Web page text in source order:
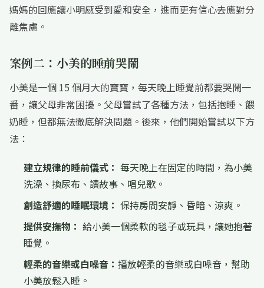
媽媽的回應讓小明感受到愛和安全，進而更有信心去應對分
離焦慮。
案例二：小美的睡前哭鬧
小美是一個 15 個月大的寶寶，每天晚上睡覺前都要哭鬧一
番，讓父母非常困擾。父母嘗試了各種方法，包括抱睡、餵
奶睡，但都無法徹底解決問題。後來，他們開始嘗試以下方
法：
建立規律的睡前儀式： 每天晚上在固定的時間，為小美
洗澡、換尿布、讀故事、唱兒歌。
創造舒適的睡眠環境： 保持房間安靜、昏暗、涼爽。
提供安撫物： 給小美一個柔軟的毯子或玩具，讓她抱著
睡覺。
輕柔的音樂或白噪音： 播放輕柔的音樂或白噪音，幫助
小美放鬆入睡。